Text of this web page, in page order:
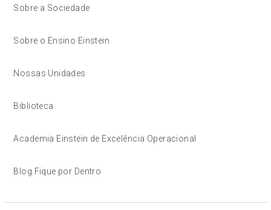
Sobre a Sociedade
Sobre o Ensino Einstein
Nossas Unidades
Biblioteca
Academia Einstein de Excelência Operacional
Blog Fique por Dentro